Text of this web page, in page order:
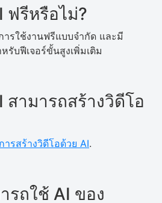
ฟรีหรือไม่?
รใช้งานฟรีแบบจำกัด และมี
รับฟีเจอร์ขั้นสูงเพิ่มเติม
สามารถสร้างวิดีโอ
การสร้างวิดีโอด้วย AI.
รถใช้ AI ของ